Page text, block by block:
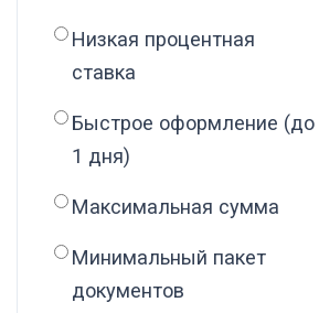
Низкая процентная
ставка
Быстрое оформление (до
1 дня)
Максимальная сумма
Минимальный пакет
документов